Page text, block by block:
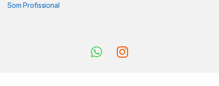
Som Profissional